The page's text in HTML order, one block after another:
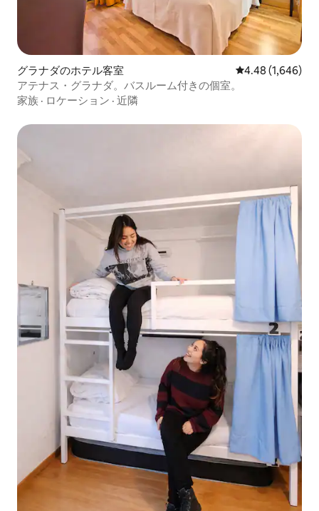
グラナダのホテル客室 レビュー1,646
4.48 (1,646)
アテナス・グラナダ。バスルーム付きの個室。
家族 · ロケーション · 近隣